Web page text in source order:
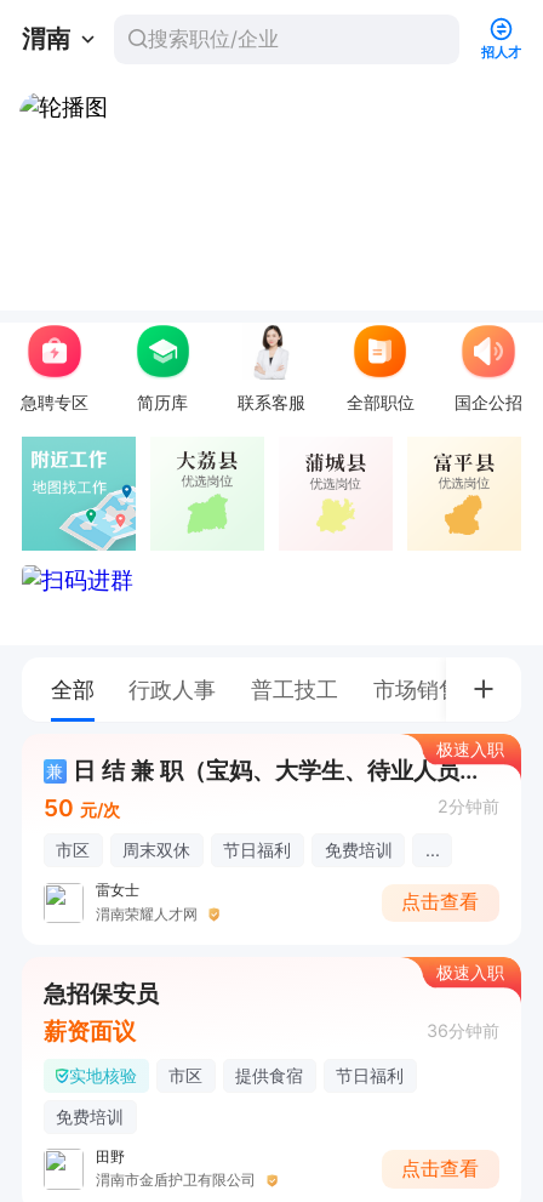
渭南 招人才
急聘专区 简历库 联系客服 全部职位 国企公招
全部 行政人事 普工技工 市场销售
极速入职
兼
日 结 兼 职（宝妈、大学生、待业人员均可做）
50 元/次 2分钟前
市区 周末双休 节日福利 免费培训 ...
雷女士
渭南荣耀人才网
点击查看
极速入职
急招保安员
薪资面议
36分钟前
实地核验 市区 提供食宿
节日福利
免费培训
田野
渭南市金盾护卫有限公司
点击查看